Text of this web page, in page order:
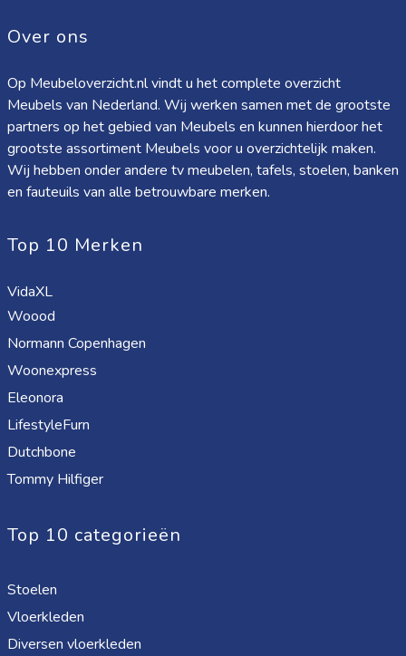
Over ons
Op Meubeloverzicht.nl vindt u het complete overzicht
Meubels van Nederland. Wij werken samen met de grootste
partners op het gebied van Meubels en kunnen hierdoor het
grootste assortiment Meubels voor u overzichtelijk maken.
Wij hebben onder andere tv meubelen, tafels, stoelen, banken
en fauteuils van alle betrouwbare merken.
Top 10 Merken
VidaXL
Woood
Normann Copenhagen
Woonexpress
Eleonora
LifestyleFurn
Dutchbone
Tommy Hilfiger
Top 10 categorieën
Stoelen
Vloerkleden
Diversen vloerkleden